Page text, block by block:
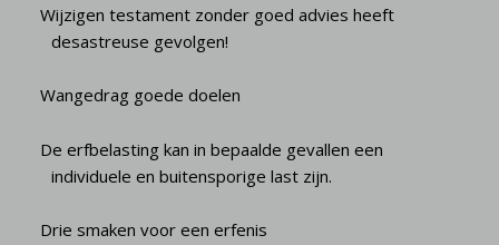
Wijzigen testament zonder goed advies heeft
desastreuse gevolgen!
Wangedrag goede doelen
De erfbelasting kan in bepaalde gevallen een
individuele en buitensporige last zijn.
Drie smaken voor een erfenis